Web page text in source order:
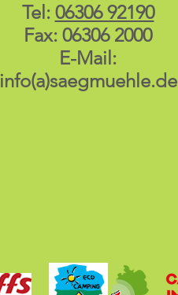
Tel: 06306 92190
Fax: 06306 2000
E-Mail:
info(a)saegmuehle.de